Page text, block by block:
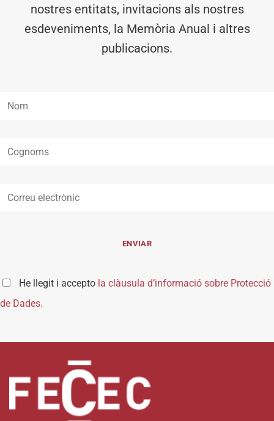
nostres entitats, invitacions als nostres
esdeveniments, la Memòria Anual i altres
publicacions.
He llegit i accepto la clàusula d’informació sobre Protecció
de Dades.